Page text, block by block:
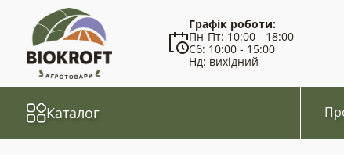
Графік роботи:
Пн-Пт: 10:00 - 18:00
Сб: 10:00 - 15:00
Нд: вихідний
Каталог